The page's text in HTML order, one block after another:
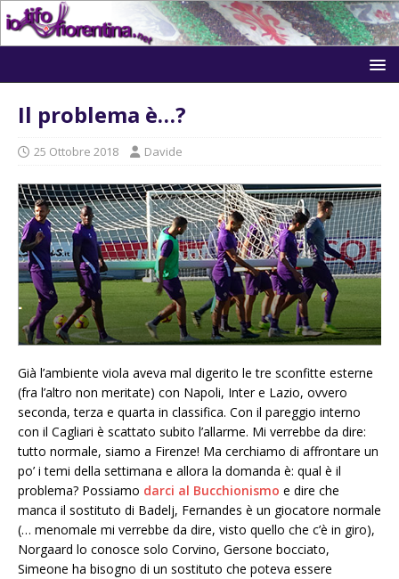
Il problema è…?
25 Ottobre 2018 Davide
Già l’ambiente viola aveva mal digerito le tre sconfitte esterne
(fra l’altro non meritate) con Napoli, Inter e Lazio, ovvero
seconda, terza e quarta in classifica. Con il pareggio interno
con il Cagliari è scattato subito l’allarme. Mi verrebbe da dire:
tutto normale, siamo a Firenze! Ma cerchiamo di affrontare un
po’ i temi della settimana e allora la domanda è: qual è il
problema? Possiamo darci al Bucchionismo e dire che
manca il sostituto di Badelj, Fernandes è un giocatore normale
(… menomale mi verrebbe da dire, visto quello che c’è in giro),
Norgaard lo conosce solo Corvino, Gersone bocciato,
Simeone ha bisogno di un sostituto che poteva essere